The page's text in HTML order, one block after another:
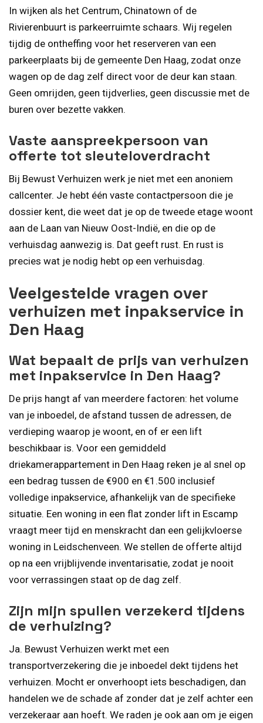
In wijken als het Centrum, Chinatown of de
Rivierenbuurt is parkeerruimte schaars. Wij regelen
tijdig de ontheffing voor het reserveren van een
parkeerplaats bij de gemeente Den Haag, zodat onze
wagen op de dag zelf direct voor de deur kan staan.
Geen omrijden, geen tijdverlies, geen discussie met de
buren over bezette vakken.
Vaste aanspreekpersoon van
offerte tot sleuteloverdracht
Bij Bewust Verhuizen werk je niet met een anoniem
callcenter. Je hebt één vaste contactpersoon die je
dossier kent, die weet dat je op de tweede etage woont
aan de Laan van Nieuw Oost-Indië, en die op de
verhuisdag aanwezig is. Dat geeft rust. En rust is
precies wat je nodig hebt op een verhuisdag.
Veelgestelde vragen over
verhuizen met inpakservice in
Den Haag
Wat bepaalt de prijs van verhuizen
met inpakservice in Den Haag?
De prijs hangt af van meerdere factoren: het volume
van je inboedel, de afstand tussen de adressen, de
verdieping waarop je woont, en of er een lift
beschikbaar is. Voor een gemiddeld
driekamerappartement in Den Haag reken je al snel op
een bedrag tussen de €900 en €1.500 inclusief
volledige inpakservice, afhankelijk van de specifieke
situatie. Een woning in een flat zonder lift in Escamp
vraagt meer tijd en menskracht dan een gelijkvloerse
woning in Leidschenveen. We stellen de offerte altijd
op na een vrijblijvende inventarisatie, zodat je nooit
voor verrassingen staat op de dag zelf.
Zijn mijn spullen verzekerd tijdens
de verhuizing?
Ja. Bewust Verhuizen werkt met een
transportverzekering die je inboedel dekt tijdens het
verhuizen. Mocht er onverhoopt iets beschadigen, dan
handelen we de schade af zonder dat je zelf achter een
verzekeraar aan hoeft. We raden je ook aan om je eigen